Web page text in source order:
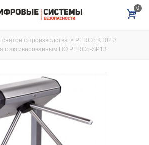
0
с производства > PERCo KT02.3
с активированным ПО PERCo-SP13